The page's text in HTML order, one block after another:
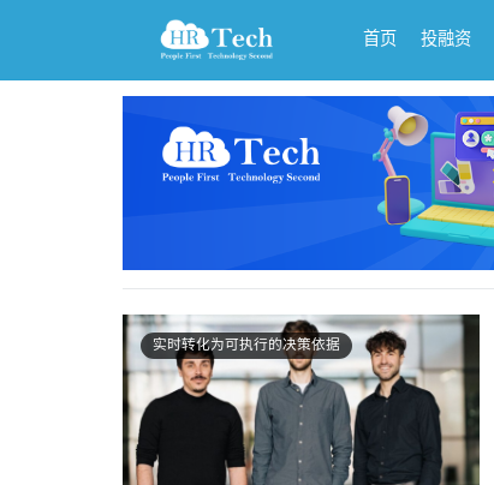
首页 投融资
实时转化为可执行的决策依据